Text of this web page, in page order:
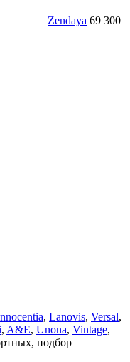
69 300 руб.
, Lanovis, Versal,
, A&Е, Unona, Vintage,
подбор